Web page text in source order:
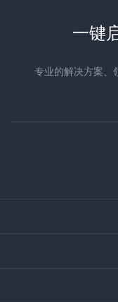
一键
专业的解决方案、